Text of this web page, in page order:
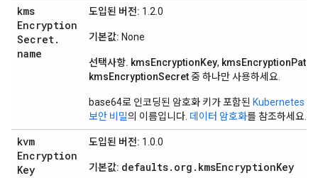
kms
Encryption
Secret.
name
도입된 버전: 1.2.0
기본값: None
선택사항. kmsEncryptionKey, kmsEncryptionPath
kmsEncryptionSecret중 하나만 사용하세요.
base64로 인코딩된 암호화 키가 포함된 Kubernetes
보안 비밀의 이름입니다. 데이터 암호화를 참조하세요.
kvm
Encryption
Key
도입된 버전: 1.0.0
기본값: defaults.org.kmsEncryptionKey